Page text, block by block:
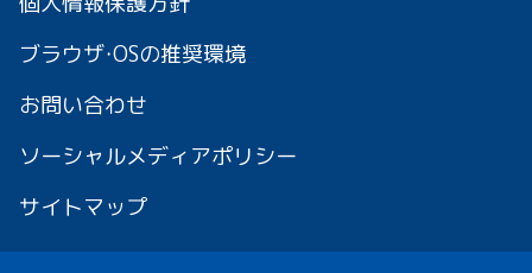
ブラウザ・OSの推奨環境
お問い合わせ
ソーシャルメディアポリシー
サイトマップ